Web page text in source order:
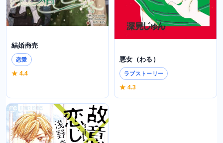
結婚商売
恋愛
★ 4.4
悪女（わる）
ラブストーリー
★ 4.3